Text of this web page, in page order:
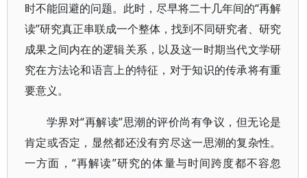
时不能回避的问题。此时，尽早将二十几年间的“再解
读”研究真正串联成一个整体，找到不同研究者、研究
成果之间内在的逻辑关系，以及这一时期当代文学研
究在方法论和语言上的特征，对于知识的传承将有重
要意义。
学界对“再解读”思潮的评价尚有争议，但无论是
肯定或否定，显然都还没有穷尽这一思潮的复杂性。
一方面，“再解读”研究的体量与时间跨度都不容忽